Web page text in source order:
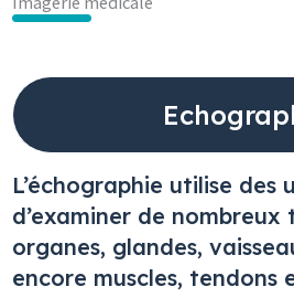
L’échographie utilise des
d’examiner de nombreux
organes, glandes,
encore muscles, tendons